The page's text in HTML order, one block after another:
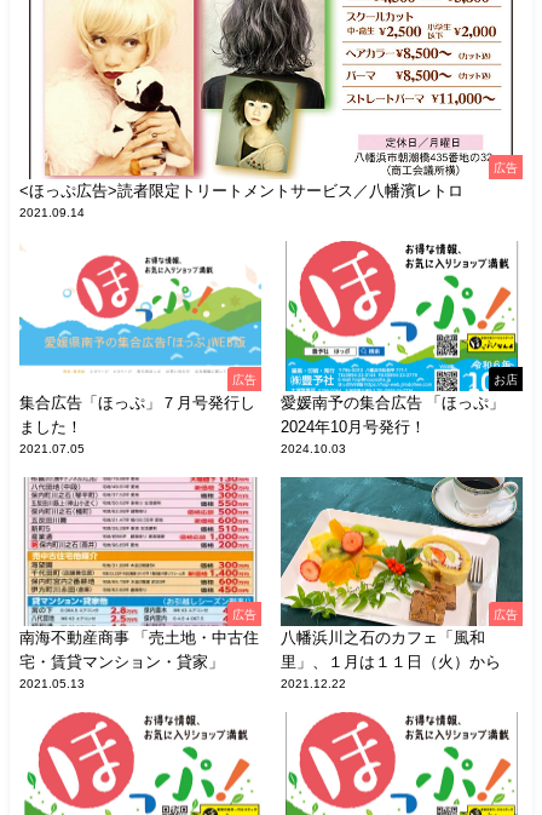
広告
<ほっぷ広告>読者限定トリートメントサービス／八幡濱レトロ
2021.09.14
広告
集合広告「ほっぷ」７月号発行し
ました！
2021.07.05
お店
愛媛南予の集合広告 「ほっぷ」
2024年10月号発行！
2024.10.03
広告
南海不動産商事 「売土地・中古住
宅・賃貸マンション・貸家」
2021.05.13
広告
八幡浜川之石のカフェ「風和
里」、１月は１１日（火）から
2021.12.22